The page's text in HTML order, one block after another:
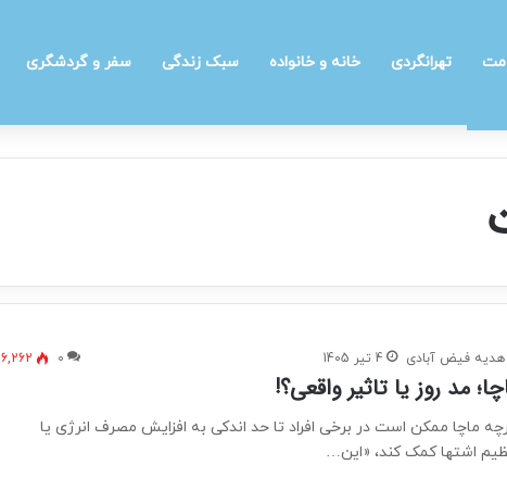
تهرانگردی خانه و خانواده سبک زندگی سفر و گردشگری
هدیه فیض آبادی 4 تیر 1405 0
6,262
مد روز یا تاثیر واقعی؟!
ماچا ممکن است در برخی افراد تا حد اندکی به افزایش مصرف انرژی یا
اشتها کمک کند، «این…